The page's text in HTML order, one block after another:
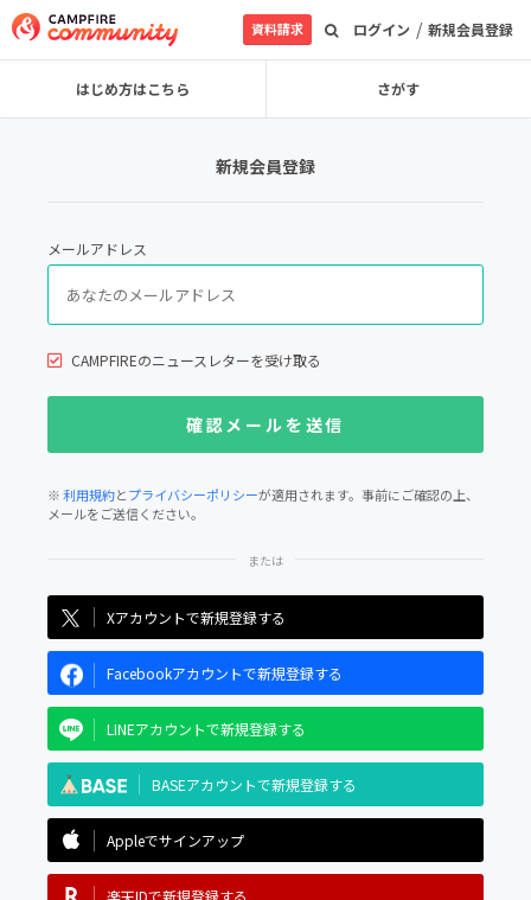
ログイン / 新規会員登録
資料請求
はじめ方はこちら さがす
新規会員登録
メールアドレス
CAMPFIREのニュースレターを受け取る
※利用規約とプライバシーポリシーが適用されます。事前にご確認の上、
メールをご送信ください。
Xアカウントで新規登録する
Facebookアカウントで新規登録する
LINEアカウントで新規登録する
BASEアカウントで新規登録する
Appleでサインアップ
楽天IDで新規登録する